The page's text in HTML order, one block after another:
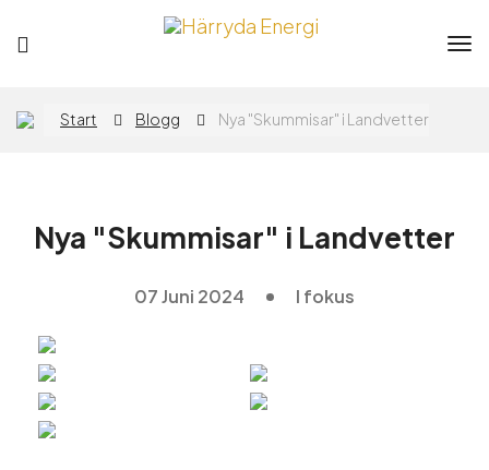
Elnät
App
Start Blogg Nya "Skummisar" i Landvetter
Nya "Skummisar" i Landvetter
07 Juni 2024 I fokus